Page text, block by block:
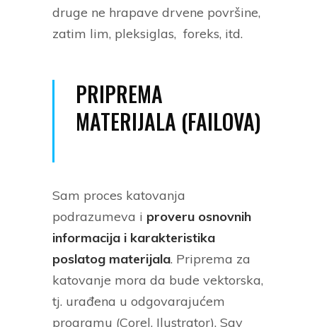
druge ne hrapave drvene površine,
zatim lim, pleksiglas, foreks, itd.
PRIPREMA
MATERIJALA (FAILOVA)
Sam proces katovanja
podrazumeva i proveru osnovnih
informacija i karakteristika
poslatog materijala. Priprema za
katovanje mora da bude vektorska,
tj. urađena u odgovarajućem
programu (Corel, Ilustrator). Sav